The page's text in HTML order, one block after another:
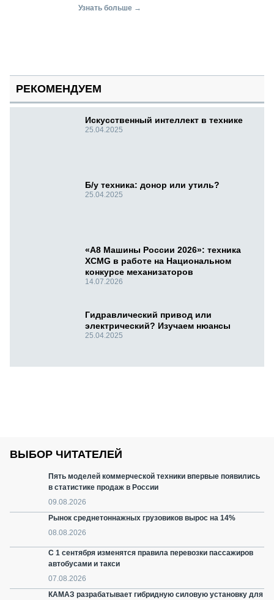
Узнать больше →
РЕКОМЕНДУЕМ
Искусственный интеллект в технике
25.04.2025
Б/у техника: донор или утиль?
25.04.2025
«А8 Машины России 2026»: техника
XCMG в работе на Национальном
конкурсе механизаторов
14.07.2026
Гидравлический привод или
электрический? Изучаем нюансы
25.04.2025
ВЫБОР ЧИТАТЕЛЕЙ
Пять моделей коммерческой техники впервые появились
в статистике продаж в России
09.08.2026
Рынок среднетоннажных грузовиков вырос на 14%
08.08.2026
С 1 сентября изменятся правила перевозки пассажиров
автобусами и такси
07.08.2026
КАМАЗ разрабатывает гибридную силовую установку для